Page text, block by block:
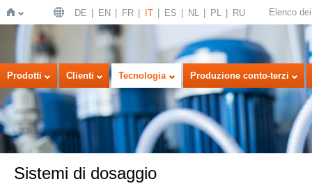
Home
DE EN FR IT ES NL PL RU Elenco
Prodotti Clienti Tecnologia Produzione conto-terzi
Sistemi di dosaggio